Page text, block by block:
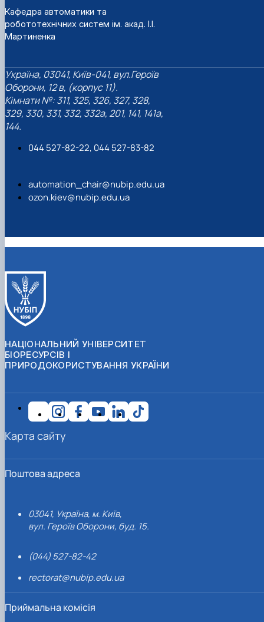
Кафедра автоматики та
робототехнічних систем ім. акад. І.І.
Мартиненка
Україна, 03041, Київ-041, вул.Героїв
Оборони, 12 в, (корпус 11).
Кімнати №: 311, 325, 326, 327, 328,
329, 330, 331, 332, 332а, 201, 141, 141а,
144.
044 527-82-22, 044 527-83-82
automation_chair@nubip.edu.ua
ozon.kiev@nubip.edu.ua
НАЦІОНАЛЬНИЙ УНІВЕРСИТЕТ
БІОРЕСУРСІВ І
ПРИРОДОКОРИСТУВАННЯ УКРАЇНИ
Поштова адреса
03041, Україна, м. Київ,
вул. Героїв Оборони, буд. 15.
(044) 527-82-42
rectorat@nubip.edu.ua
Приймальна комісія
Карта сайту